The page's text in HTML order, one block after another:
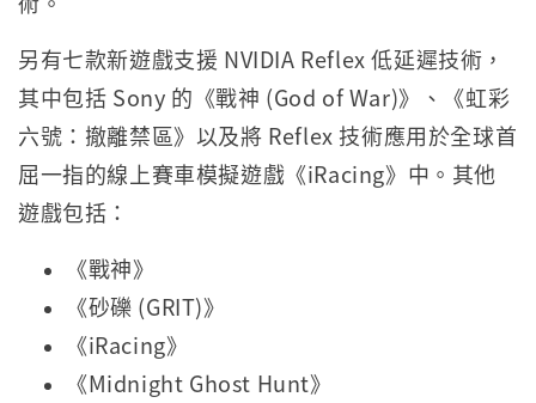
另有七款新遊戲支援 NVIDIA Reflex 低延遲技術，
其中包括 Sony 的《戰神 (God of War)》、《虹彩
六號：撤離禁區》以及將 Reflex 技術應用於全球首
屈一指的線上賽車模擬遊戲《iRacing》中。其他
遊戲包括：
《戰神》
《砂礫 (GRIT)》
《iRacing》
《Midnight Ghost Hunt》